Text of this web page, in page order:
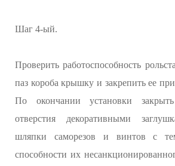
Шаг 4-ый.
Проверить работоспособность
паз короба крышку и закрепить ее
По окончании установки закрыть
отверстия декоративными
шляпки саморезов и винтов с
способности их